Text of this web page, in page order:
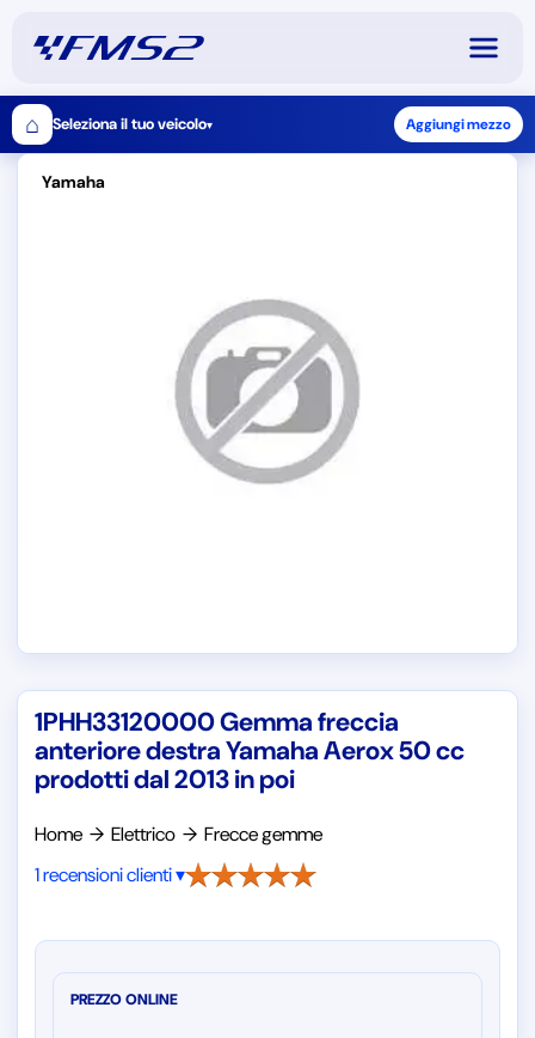
⌂ Seleziona il tuo veicolo▾ Aggiungi mezzo
Yamaha
1PHH33120000 Gemma freccia
anteriore destra Yamaha Aerox 50 cc
prodotti dal 2013 in poi
Home → Elettrico → Frecce gemme
1 recensioni clienti ▾
PREZZO ONLINE